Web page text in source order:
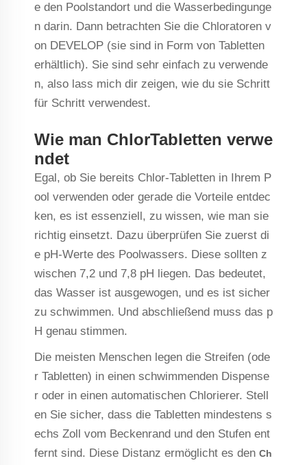
e den Poolstandort und die Wasserbedingunge
n darin. Dann betrachten Sie die Chloratoren v
on DEVELOP (sie sind in Form von Tabletten
erhältlich). Sie sind sehr einfach zu verwende
n, also lass mich dir zeigen, wie du sie Schritt
für Schritt verwendest.
Wie man ChlorTabletten verwe
ndet
Egal, ob Sie bereits Chlor-Tabletten in Ihrem P
ool verwenden oder gerade die Vorteile entdec
ken, es ist essenziell, zu wissen, wie man sie
richtig einsetzt. Dazu überprüfen Sie zuerst di
e pH-Werte des Poolwassers. Diese sollten z
wischen 7,2 und 7,8 pH liegen. Das bedeutet,
das Wasser ist ausgewogen, und es ist sicher
zu schwimmen. Und abschließend muss das p
H genau stimmen.
Die meisten Menschen legen die Streifen (ode
r Tabletten) in einen schwimmenden Dispense
r oder in einen automatischen Chlorierer. Stell
en Sie sicher, dass die Tabletten mindestens s
echs Zoll vom Beckenrand und den Stufen ent
fernt sind. Diese Distanz ermöglicht es den Ch